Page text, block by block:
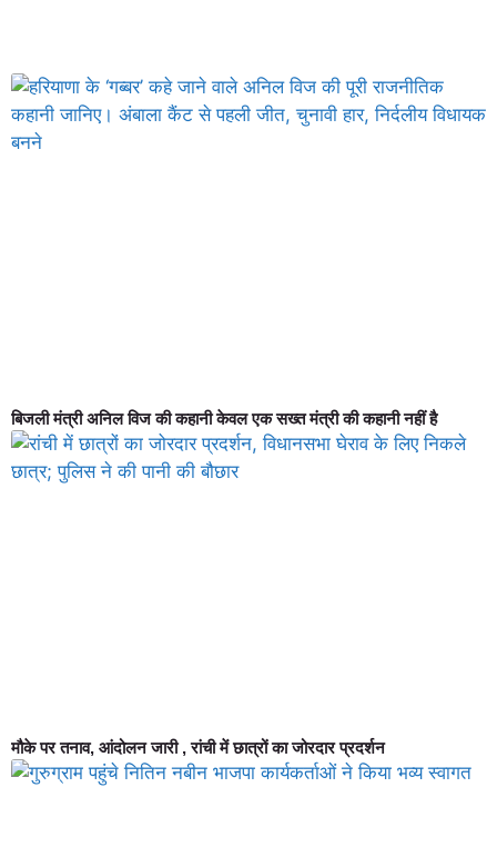
बिजली मंत्री अनिल विज की कहानी केवल एक सख्त मंत्री की कहानी नहीं है
मौके पर तनाव, आंदोलन जारी , रांची में छात्रों का जोरदार प्रदर्शन